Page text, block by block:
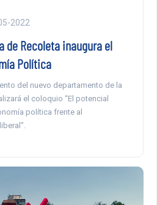
2022
de Recoleta inaugura el
Política
del nuevo departamento de la
el coloquio “El potencial
política frente al